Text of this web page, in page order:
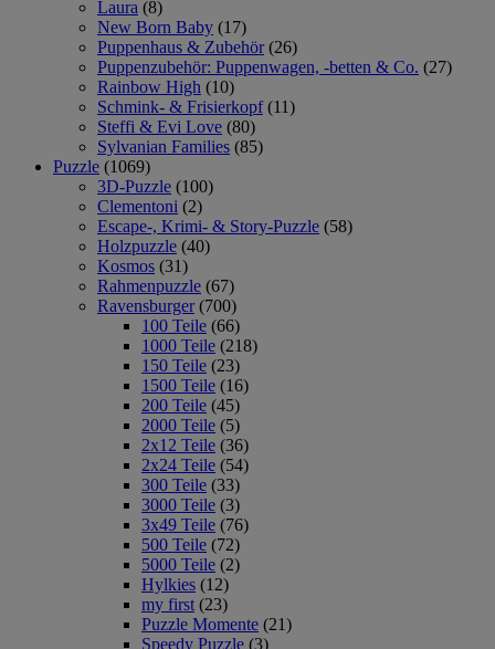
Laura (8)
New Born Baby (17)
Puppenhaus & Zubehör (26)
Puppenzubehör: Puppenwagen, -betten & Co. (27)
Rainbow High (10)
Schmink- & Frisierkopf (11)
Steffi & Evi Love (80)
Sylvanian Families (85)
Puzzle (1069)
3D-Puzzle (100)
Clementoni (2)
Escape-, Krimi- & Story-Puzzle (58)
Holzpuzzle (40)
Kosmos (31)
Rahmenpuzzle (67)
Ravensburger (700)
100 Teile (66)
1000 Teile (218)
150 Teile (23)
1500 Teile (16)
200 Teile (45)
2000 Teile (5)
2x12 Teile (36)
2x24 Teile (54)
300 Teile (33)
3000 Teile (3)
3x49 Teile (76)
500 Teile (72)
5000 Teile (2)
Hylkies (12)
my first (23)
Puzzle Momente (21)
Speedy Puzzle (3)